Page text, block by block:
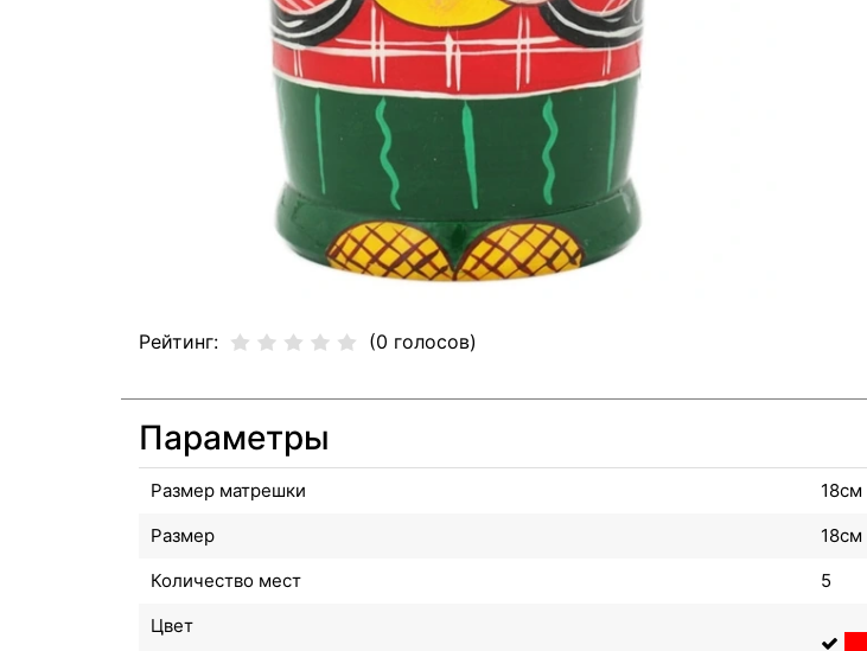
Рейтинг: (0 голосов)
Параметры
Размер матрешки
18см
Размер
18см
Количество мест
5
Цвет